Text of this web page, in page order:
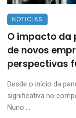
NOTICIAS
O impacto da
de novos
perspectivas
Desde o início da
significativa no
Nuno ...